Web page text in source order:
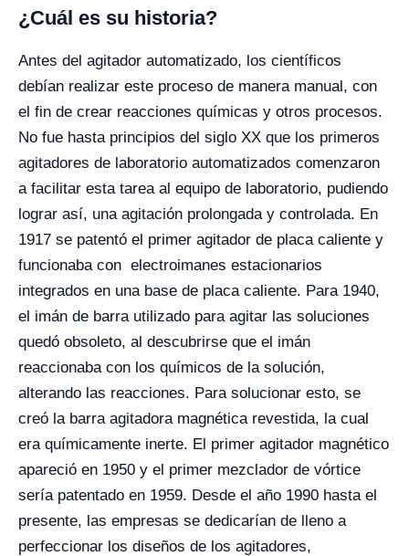
¿Cuál es su historia?
Antes del agitador automatizado, los científicos
debían realizar este proceso de manera manual, con
el fin de crear reacciones químicas y otros procesos.
No fue hasta principios del siglo XX que los primeros
agitadores de laboratorio automatizados comenzaron
a facilitar esta tarea al equipo de laboratorio, pudiendo
lograr así, una agitación prolongada y controlada. En
1917 se patentó el primer agitador de placa caliente y
funcionaba con electroimanes estacionarios
integrados en una base de placa caliente. Para 1940,
el imán de barra utilizado para agitar las soluciones
quedó obsoleto, al descubrirse que el imán
reaccionaba con los químicos de la solución,
alterando las reacciones. Para solucionar esto, se
creó la barra agitadora magnética revestida, la cual
era químicamente inerte. El primer agitador magnético
apareció en 1950 y el primer mezclador de vórtice
sería patentado en 1959. Desde el año 1990 hasta el
presente, las empresas se dedicarían de lleno a
perfeccionar los diseños de los agitadores,